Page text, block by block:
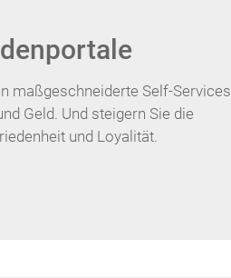
maßgeschneiderte Self-Services.
Geld. Und steigern Sie die
und Loyalität.